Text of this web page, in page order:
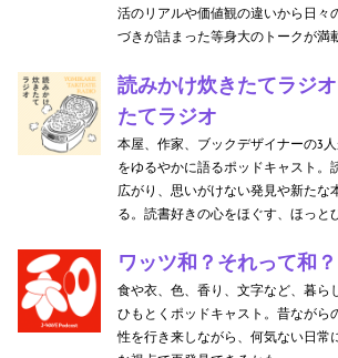
活のリアルや価値観の違いから日々
づきが詰まった等身大のトークが満
読みかけ炊きたてラジ
たてラジオ
本屋、作家、ブックデザイナーの3
をゆるやかに語るポッドキャスト。
広がり、思いがけない発見や新たな
る。読書好きの心をほぐす、ほっと
ワッツ和？それって和
食や衣、色、香り、文字など、暮ら
ひもとくポッドキャスト。昔ながら
性を行き来しながら、何気ない日常